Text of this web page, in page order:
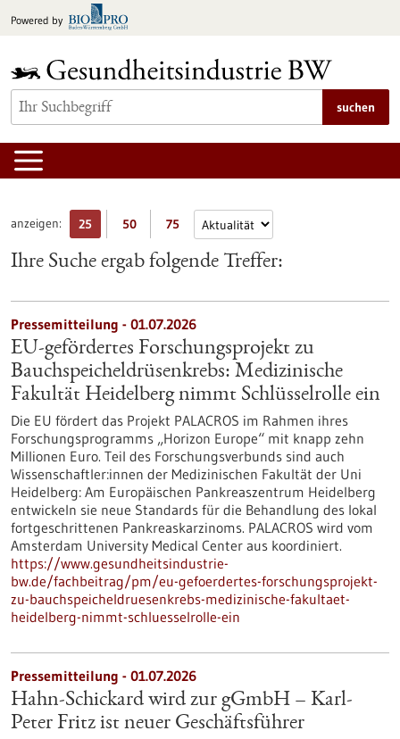
Inhalt
Powered by
suchen
anzeigen: 25 50 75
Ihre Suche ergab folgende Treffer:
Pressemitteilung - 01.07.2026
EU-gefördertes Forschungsprojekt zu
Bauchspeicheldrüsenkrebs: Medizinische
Fakultät Heidelberg nimmt Schlüsselrolle ein
Die EU fördert das Projekt PALACROS im Rahmen ihres
Forschungsprogramms „Horizon Europe“ mit knapp zehn
Millionen Euro. Teil des Forschungsverbunds sind auch
Wissenschaftler:innen der Medizinischen Fakultät der Uni
Heidelberg: Am Europäischen Pankreaszentrum Heidelberg
entwickeln sie neue Standards für die Behandlung des lokal
fortgeschrittenen Pankreaskarzinoms. PALACROS wird vom
Amsterdam University Medical Center aus koordiniert.
https://www.gesundheitsindustrie-
bw.de/fachbeitrag/pm/eu-gefoerdertes-forschungsprojekt-
zu-bauchspeicheldruesenkrebs-medizinische-fakultaet-
heidelberg-nimmt-schluesselrolle-ein
Pressemitteilung - 01.07.2026
Hahn-Schickard wird zur gGmbH – Karl-
Peter Fritz ist neuer Geschäftsführer